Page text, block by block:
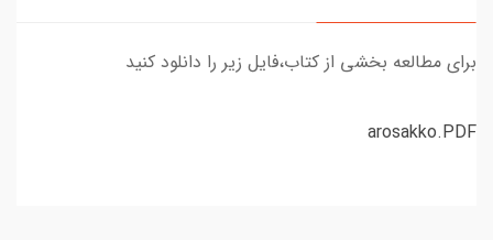
برای مطالعه بخشی از کتاب،فایل زیر را دانلود کنید
arosakko.PDF